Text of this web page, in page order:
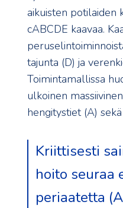
aikuisten potilaiden
cABCDE kaavaa.
tajunta (D) ja
Toimintamallissa
ulkoinen
hengitystiet (A)
Kriittisesti
hoito seuraa
periaatetta